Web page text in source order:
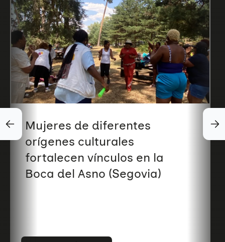
Mujeres de diferentes
orígenes culturales
fortalecen vínculos en la
Boca del Asno (Segovia)